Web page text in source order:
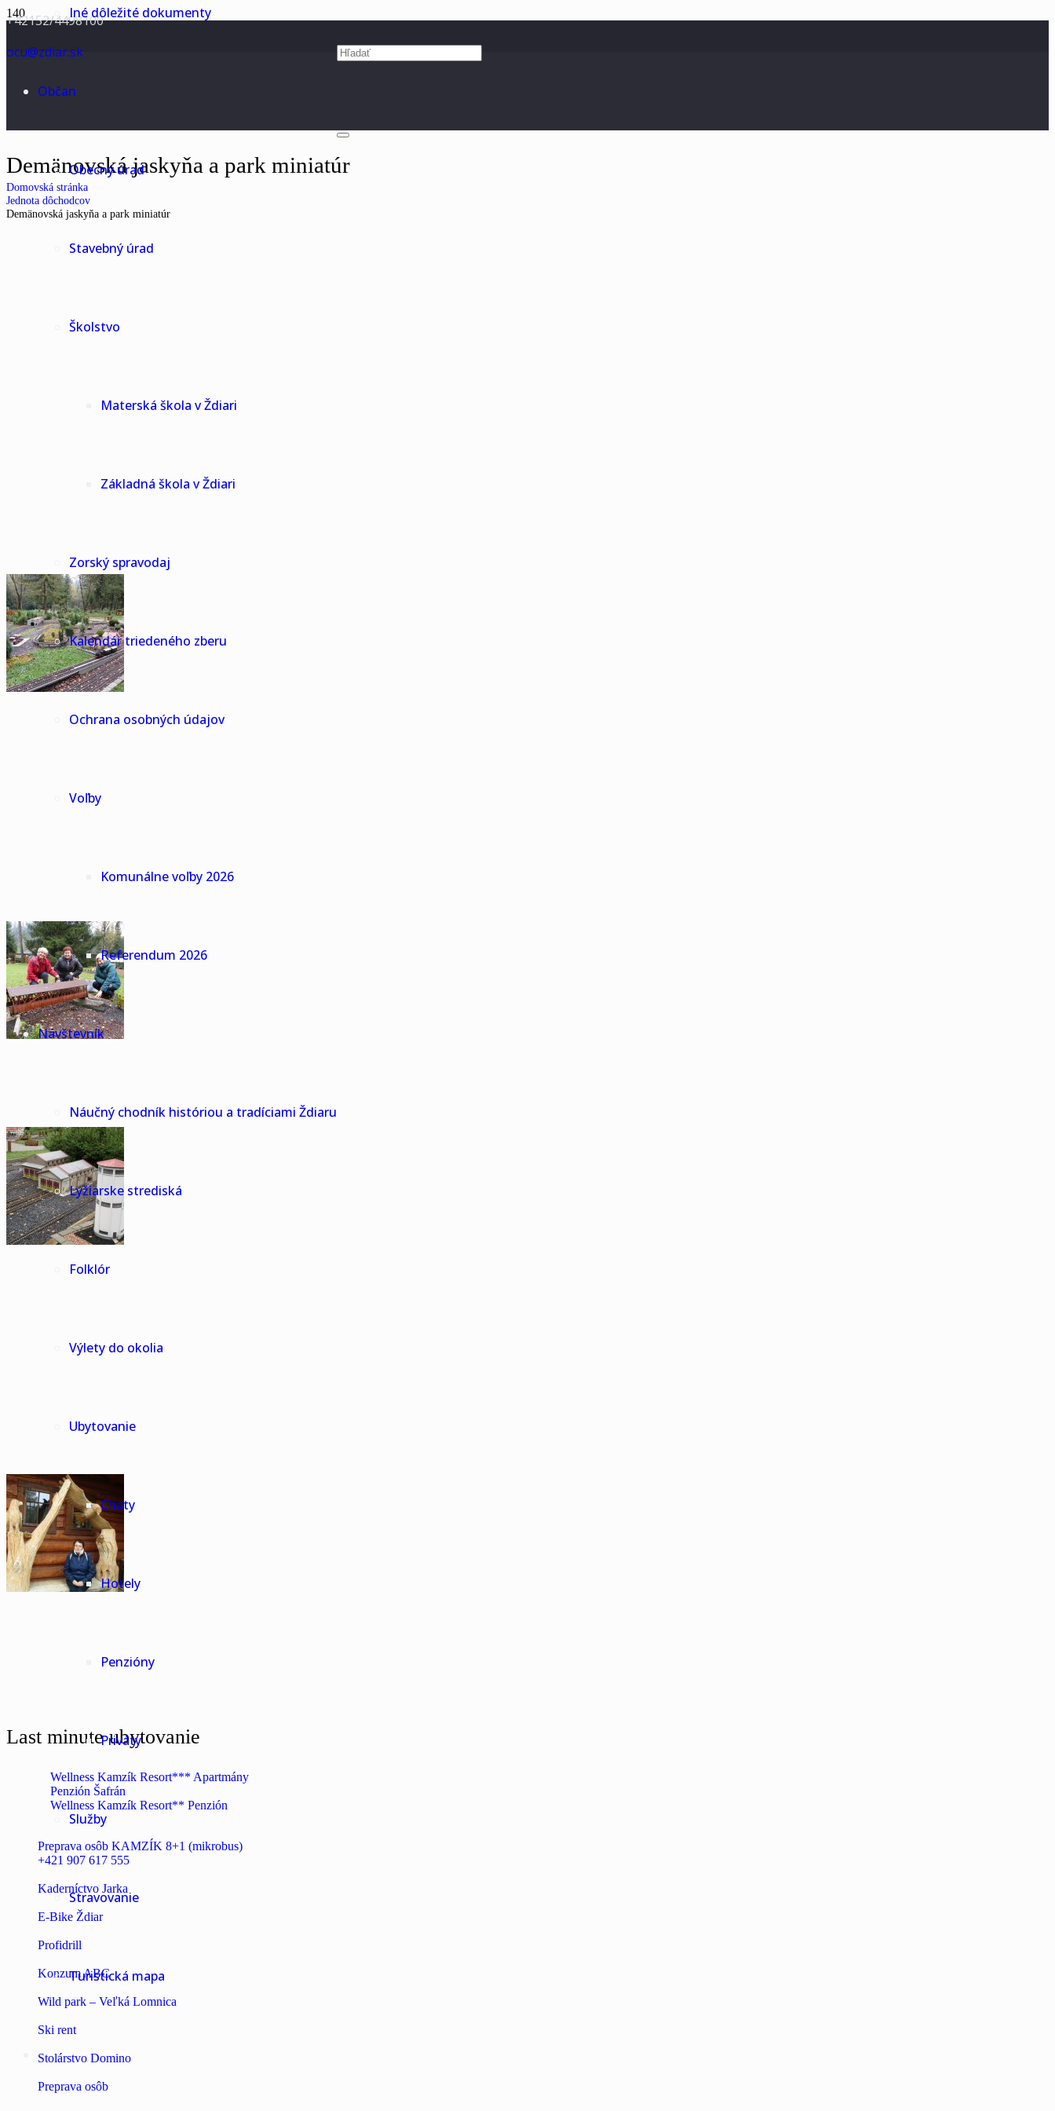
+42152/4498100
ocu@zdiar.sk
Iné dôležité dokumenty
Občan
Obecný úrad
Stavebný úrad
Školstvo
Materská škola v Ždiari
Základná škola v Ždiari
Zorský spravodaj
Kalendár triedeného zberu
Ochrana osobných údajov
Voľby
Komunálne voľby 2026
Referendum 2026
Návštevník
Náučný chodník históriou a tradíciami Ždiaru
Lyžiarske strediská
Folklór
Výlety do okolia
Ubytovanie
Chaty
Hotely
Penzióny
Priváty
Služby
Stravovanie
Turistická mapa
Demänovská jaskyňa a park miniatúr
Domovská stránka
Jednota dôchodcov
Demänovská jaskyňa a park miniatúr
Last minute ubytovanie
Wellness Kamzík Resort*** Apartmány
Penzión Šafrán
Wellness Kamzík Resort** Penzión
Preprava osôb KAMZÍK 8+1 (mikrobus)
+421 907 617 555
Kaderníctvo Jarka
E-Bike Ždiar
Profidrill
Konzum ABC
Wild park – Veľká Lomnica
Ski rent
Stolárstvo Domino
Preprava osôb